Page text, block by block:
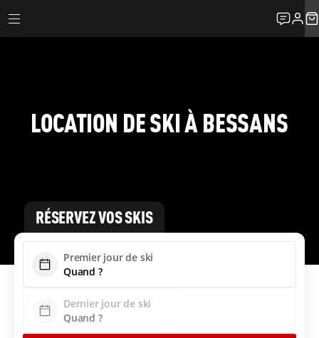
LOCATION DE SKI À BESSANS
RÉSERVEZ VOS SKIS
Premier jour de ski
Dernier jour de ski